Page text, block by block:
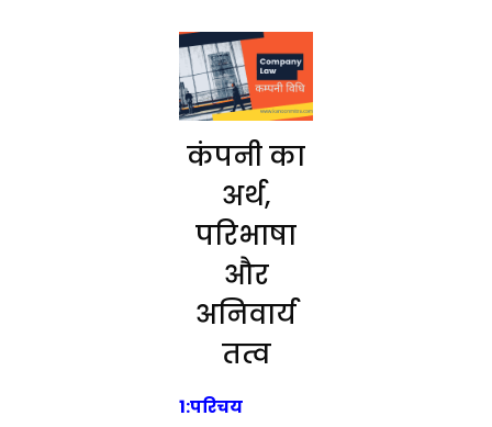
कंपनी का
अर्थ,
परिभाषा
और
अनिवार्य
तत्व
1:परिचय